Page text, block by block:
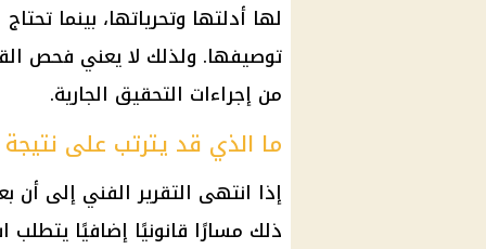
لها أدلتها وتحرياتها، بينما
توصيفها. ولذلك لا يعني فحص
من إجراءات التحقيق الجارية.
ما الذي قد يترتب على نتيجة
إذا انتهى التقرير الفني إلى أن
ذلك مسارًا قانونيًا إضافيًا